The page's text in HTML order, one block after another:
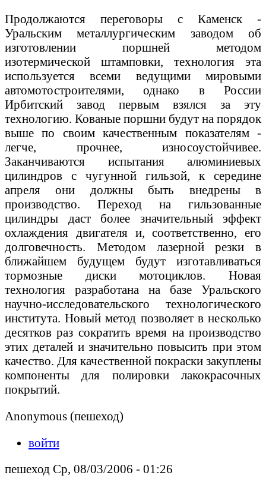
Продолжаются переговоры с Каменск -
Уральским металлургическим заводом об
изготовлении поршней методом
изотермической штамповки, технология эта
используется всеми ведущими мировыми
автомотостроителями, однако в России
Ирбитский завод первым взялся за эту
технологию. Кованые поршни будут на порядок
выше по своим качественным показателям -
легче, прочнее, износоустойчивее.
Заканчиваются испытания алюминиевых
цилиндров с чугунной гильзой, к середине
апреля они должны быть внедрены в
производство. Переход на гильзованные
цилиндры даст более значительный эффект
охлаждения двигателя и, соответственно, его
долговечность. Методом лазерной резки в
ближайшем будущем будут изготавливаться
тормозные диски мотоциклов. Новая
технология разработана на базе Уральского
научно-исследовательского технологического
института. Новый метод позволяет в несколько
десятков раз сократить время на производство
этих деталей и значительно повысить при этом
качество. Для качественной покраски закуплены
компоненты для полировки лакокрасочных
покрытий.
Anonymous (пешеход)
войти
пешеход Ср, 08/03/2006 - 01:26